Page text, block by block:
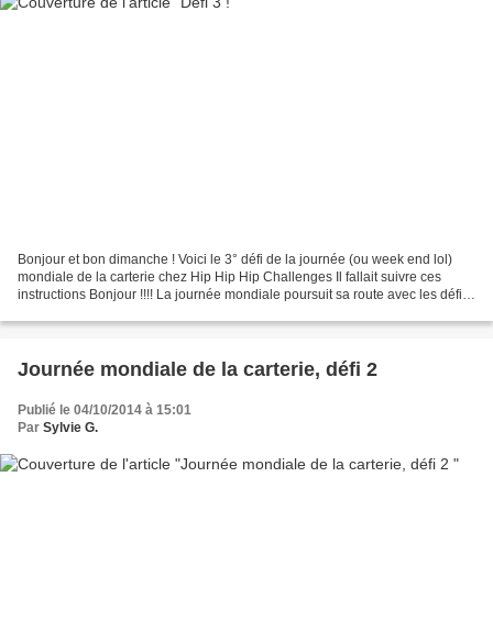
Bonjour et bon dimanche ! Voici le 3° défi de la journée (ou week end lol)
mondiale de la carterie chez Hip Hip Hip Challenges Il fallait suivre ces
instructions Bonjour !!!! La journée mondiale poursuit sa route avec les défis
Journée mondiale de la carterie, défi 2
Publié le 04/10/2014 à 15:01
Par Sylvie G.